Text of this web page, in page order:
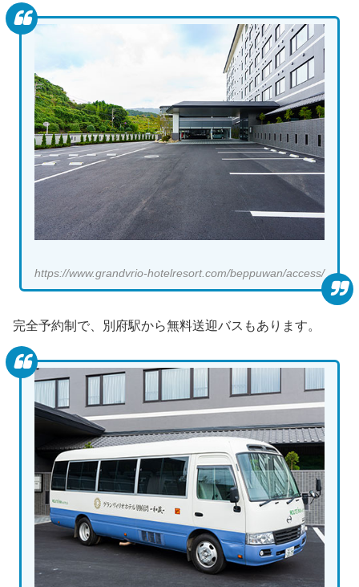
https://www.grandvrio-hotelresort.com/beppuwan/access/
完全予約制で、別府駅から無料送迎バスもあります。